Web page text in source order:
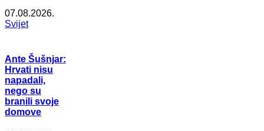
07.08.2026.
Svijet
Ante Šušnjar:
Hrvati nisu
napadali,
nego su
branili svoje
domove